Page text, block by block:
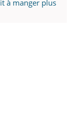
à manger plus